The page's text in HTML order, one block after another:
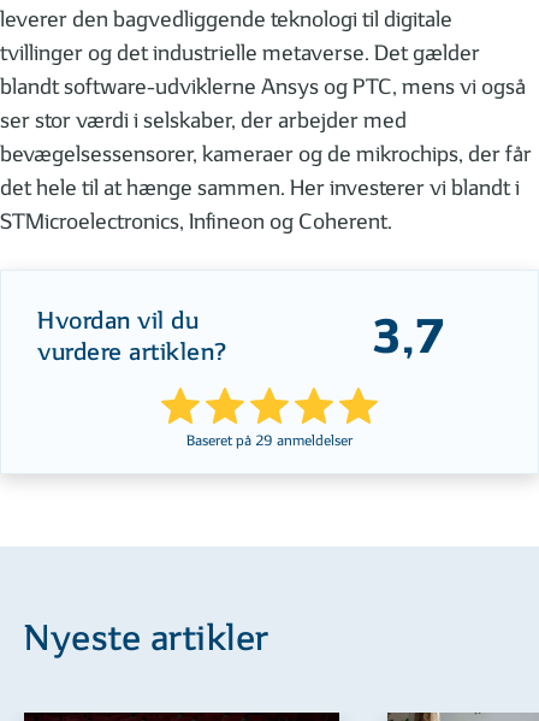
leverer den bagvedliggende teknologi til digitale
tvillinger og det industrielle metaverse. Det gælder
blandt software-udviklerne Ansys og PTC, mens vi også
ser stor værdi i selskaber, der arbejder med
bevægelsessensorer, kameraer og de mikrochips, der får
det hele til at hænge sammen. Her investerer vi blandt i
STMicroelectronics, Infineon og Coherent.
Hvordan vil du
vurdere artiklen?
3,7
Baseret på 29 anmeldelser
Nyeste artikler